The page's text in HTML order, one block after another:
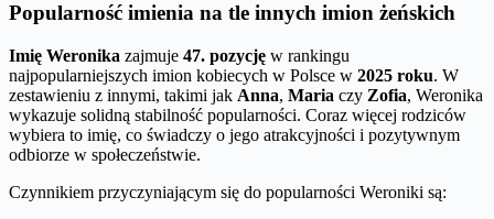
Popularność imienia na tle innych imion żeńskich
Imię Weronika zajmuje 47. pozycję w rankingu
najpopularniejszych imion kobiecych w Polsce w 2025 roku. W
zestawieniu z innymi, takimi jak Anna, Maria czy Zofia, Weronika
wykazuje solidną stabilność popularności. Coraz więcej rodziców
wybiera to imię, co świadczy o jego atrakcyjności i pozytywnym
odbiorze w społeczeństwie.
Czynnikiem przyczyniającym się do popularności Weroniki są: